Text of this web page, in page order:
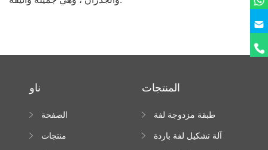
ناو
الصفحة
منتجات
المنتجات
طبقة مزدوجة لفة
آلة تشكيل لفة باردة